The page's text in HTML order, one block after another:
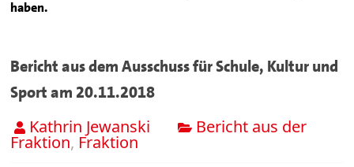
haben.
Bericht aus dem Ausschuss für Schule, Kultur und
Sport am 20.11.2018
Kathrin Jewanski Bericht aus der
Fraktion, Fraktion